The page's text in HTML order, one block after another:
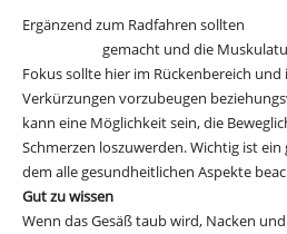
Ergänzend zum Radfahren sollten
gemacht und die
Fokus sollte hier im Rückenbereich
Verkürzungen vorzubeugen
kann eine Möglichkeit sein, die
Schmerzen loszuwerden. Wichtig ist
dem alle gesundheitlichen Aspekte
Gut zu wissen
Wenn das Gesäß taub wird, Nacken